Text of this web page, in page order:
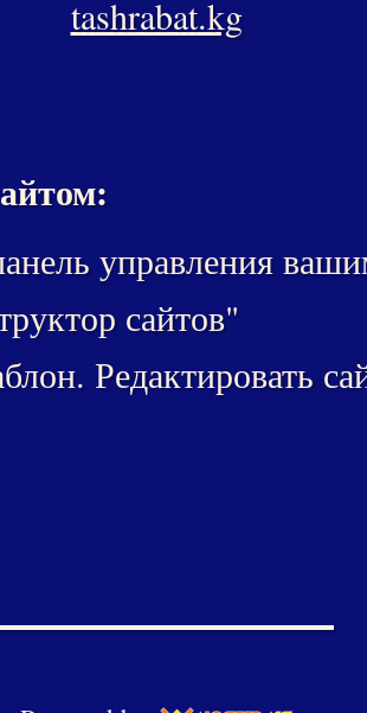
tashrabat.kg
управления
сайтов"
Редактировать